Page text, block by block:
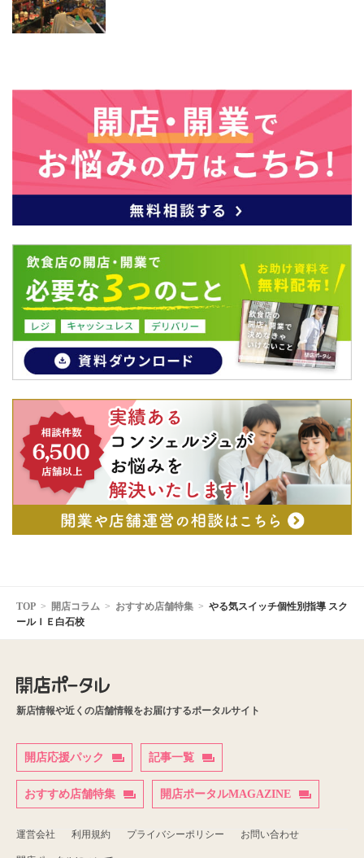
TOP 開店コラム おすすめ店舗特集
やる気スイッチ個性別指導 スク
ールＩＥ白石校
新店情報や近くの店舗情報をお届けするポータルサイト
開店応援パック 記事一覧
おすすめ店舗特集 開店ポータルMAGAZINE
運営会社 利用規約 プライバシーポリシー お問い合わせ